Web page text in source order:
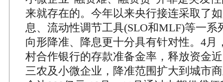
来就存在的。今年以来央行接连采取了
息、流动性调节工具(SLO和MLF)等一系
向形降准、降息更十分具有针对性。4月
村合作银行的存款准备金率，释放资金
三农及小微企业，降准范围扩大到城市